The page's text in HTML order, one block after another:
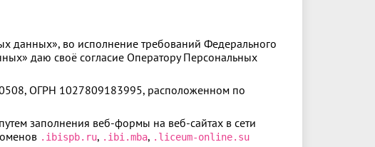
данных», во исполнение требований Федерального
даю своё согласие Оператору Персональных
ОГРН 1027809183995, расположенном по
заполнения веб‑формы на веб‑сайтах в сети
.ibispb.ru, .ibi.mba, .liceum‑online.su